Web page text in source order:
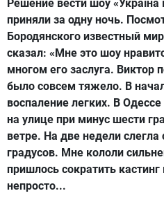
Решение вести шоу
приняли за одну ночь.
Бородянского известный
сказал: «Мне это шоу
многом его заслуга. Виктор
было совсем тяжело. В
воспаление легких. В
на улице при минус шести
ветре. На две недели слегла
градусов. Мне кололи
пришлось сократить
непросто...